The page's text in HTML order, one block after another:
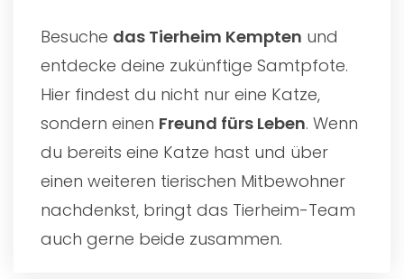
Besuche das Tierheim Kempten und
entdecke deine zukünftige Samtpfote.
Hier findest du nicht nur eine Katze,
sondern einen Freund fürs Leben. Wenn
du bereits eine Katze hast und über
einen weiteren tierischen Mitbewohner
nachdenkst, bringt das Tierheim-Team
auch gerne beide zusammen.